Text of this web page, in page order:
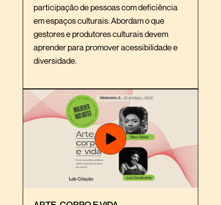
participação de pessoas com deficiência
em espaços culturais. Abordam o que
gestores e produtores culturais devem
aprender para promover acessibilidade e
diversidade.